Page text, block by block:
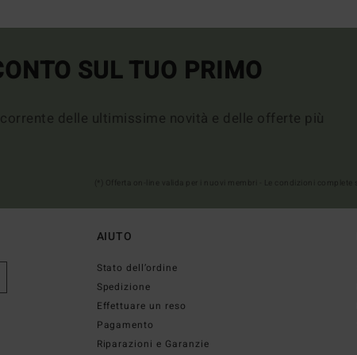
SUL TUO PRIMO
delle ultimissime novità e delle offerte più
AIUTO
Stato dell’ordine
Spedizione
Effettuare un reso
Pagamento
Riparazioni e Garanzie